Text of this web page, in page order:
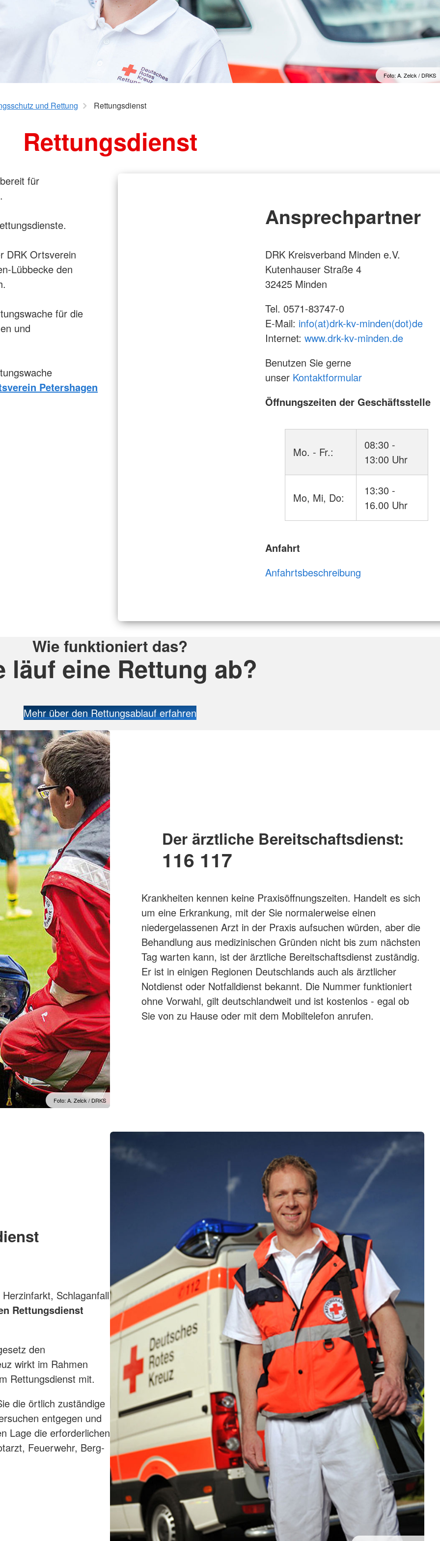
Kleidercontainer
Foto: A. Zelck / DRKS
und Rettung Rettungsdienst
Rettungsdienst
für
DRK Ortsverein
Lübbecke den
für die
und
Petershagen
Ansprechpartner
DRK Kreisverband Minden e.V.
Kutenhauser Straße 4
32425 Minden
Tel. 0571-83747-0
E-Mail: info(at)drk-kv-minden(dot)de
Internet: www.drk-kv-minden.de
Benutzen Sie gerne
unser Kontaktformular
Öffnungszeiten der Geschäftsstelle
Mo. - Fr.:
08:30 -
13:00 Uhr
Mo, Mi, Do:
13:30 -
16.00 Uhr
Anfahrt
Anfahrtsbeschreibung
Wie funktioniert das?
läuf eine Rettung ab?
Mehr über den Rettungsablauf erfahren
Foto: A. Zelck / DRKS
Der ärztliche Bereitschaftsdienst:
116 117
Krankheiten kennen keine Praxisöffnungszeiten. Handelt es sich
um eine Erkrankung, mit der Sie normalerweise einen
niedergelassenen Arzt in der Praxis aufsuchen würden, aber die
Behandlung aus medizinischen Gründen nicht bis zum nächsten
Tag warten kann, ist der ärztliche Bereitschaftsdienst zuständig.
Er ist in einigen Regionen Deutschlands auch als ärztlicher
Notdienst oder Notfalldienst bekannt. Die Nummer funktioniert
ohne Vorwahl, gilt deutschlandweit und ist kostenlos - egal ob
Sie von zu Hause oder mit dem Mobiltelefon anrufen.
Schlaganfall
Rettungsdienst
den
wirkt im Rahmen
Rettungsdienst mit.
die örtlich zuständige
entgegen und
Lage die erforderlichen
Feuerwehr, Berg-